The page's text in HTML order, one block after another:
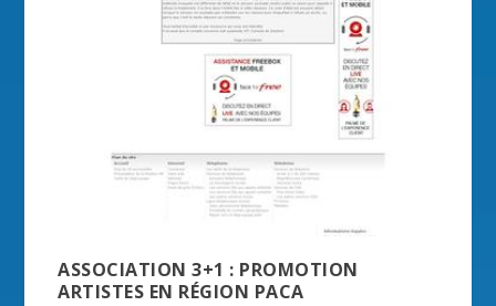
ASSOCIATION 3+1 : PROMOTION
ARTISTES EN RÉGION PACA